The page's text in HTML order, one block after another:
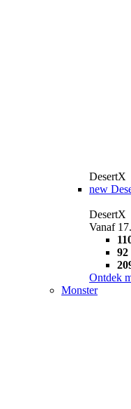
DesertX
new
DesertX
Vanaf
92
Ontdek
Monster